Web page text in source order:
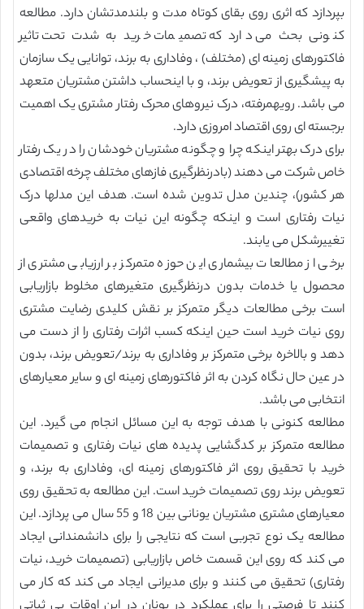
بپردازد که اثری روی بقای کوتاه مدت و بلندمدتشان دارد. مطالعه
کنونی بحث می دارد که تصمیمات خرید به شدت تحت تاثیر
فاکتورهای زمینه ای (مختلف) ، وفاداری به برند، توانایی یک سازمان
به پیشگیری از تعویض برند، و با اینحساب داشتن مشتریان متعهد
می باشد. رویهمرفته، درک نیروهای محرک رفتار مشتری یک اهمیت
برجسته ای روی اقتصاد امروزی دارد.
برای درک بهتر اینکه چرا و چگونه مشتریان خودشان را در یک رفتار
خاص شرکت می دهند (بادرنظرگیری فازهای مختلف چرخه اقتصادی
هر کشور)، چندین مدل تدوین شده است. هدف این مدلها درک
نیات رفتاری است و اینکه چگونه این نیات به خریدهای واقعی
تغییرشکل می یابند.
برخی از مطالعات بیشماری این حوزه متمرکز بر ارزیابی مشتری از
محصول یا خدمات بدون درنظرگیری متغیرهای مخلوط بازاریابی
است برخی مطالعات دیگر متمرکز بر نقش کلیدی رضایت مشتری
روی نیات خرید است حین اینکه کسب اثرات رفتاری را از دست می
دهد و بالاخره برخی متمرکز بر وفاداری به برند/تعویض برند، بدون
در عین حال نگاه کردن به اثر فاکتورهای زمینه ای و سایر معیارهای
انتخابی می باشد.
مطالعه کنونی با هدف توجه به این مسائل انجام می گیرد. این
مطالعه متمرکز بر کدگشایی پدیده های نیات رفتاری و تصمیمات
خرید با تحقیق روی اثر فاکتورهای زمینه ای، وفاداری به برند، و
تعویض برند روی تصمیمات خرید است. این مطالعه به تحقیق روی
معیارهای مشتری مشتریان یونانی بین 18 و 55 سال می پردازد. این
مطالعه یک نوع تجربی است که نتایجی را برای دانشمندانی ایجاد
می کند که روی این قسمت خاص بازاریابی (تصمیمات خرید، نیات
رفتاری) تحقیق می کنند و برای مدیرانی ایجاد می کند که کار می